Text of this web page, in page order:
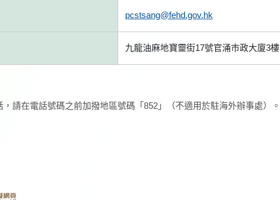
pcstsang@fehd.gov.hk
九龍油麻地寶靈街17號官涌巿政大廈3樓
請在電話號碼之前加撥地區號碼「852」（不適用於駐海外辦事處）。